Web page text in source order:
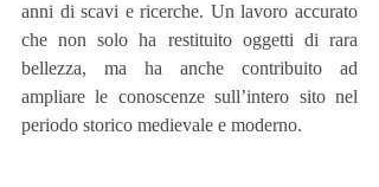
anni di scavi e ricerche. Un lavoro accurato
che non solo ha restituito oggetti di rara
bellezza, ma ha anche contribuito ad
ampliare le conoscenze sull’intero sito nel
periodo storico medievale e moderno.